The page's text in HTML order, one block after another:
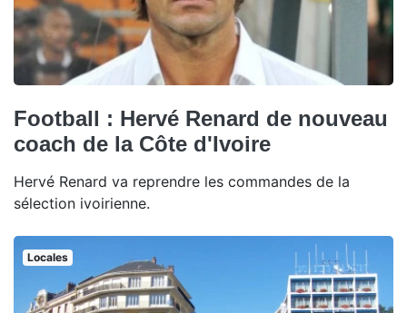
Football : Hervé Renard de nouveau
coach de la Côte d'Ivoire
Hervé Renard va reprendre les commandes de la
sélection ivoirienne.
Locales